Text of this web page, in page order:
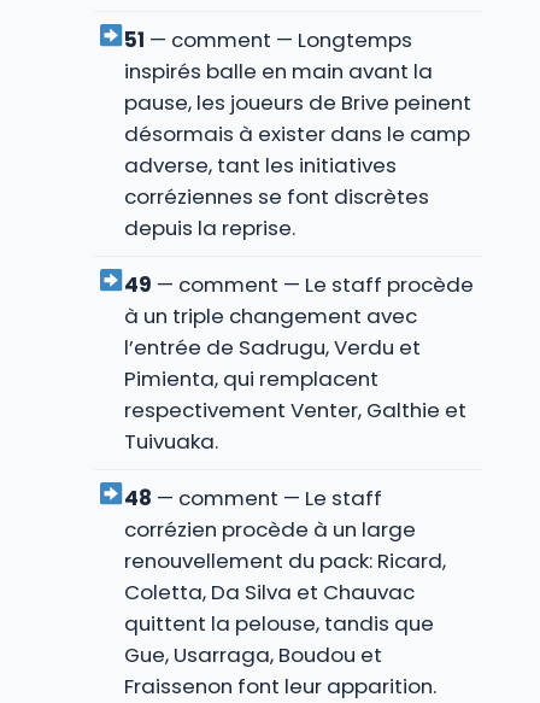
51 — comment — Longtemps
inspirés balle en main avant la
pause, les joueurs de Brive peinent
désormais à exister dans le camp
adverse, tant les initiatives
corréziennes se font discrètes
depuis la reprise.
49 — comment — Le staff procède
à un triple changement avec
l’entrée de Sadrugu, Verdu et
Pimienta, qui remplacent
respectivement Venter, Galthie et
Tuivuaka.
48 — comment — Le staff
corrézien procède à un large
renouvellement du pack: Ricard,
Coletta, Da Silva et Chauvac
quittent la pelouse, tandis que
Gue, Usarraga, Boudou et
Fraissenon font leur apparition.